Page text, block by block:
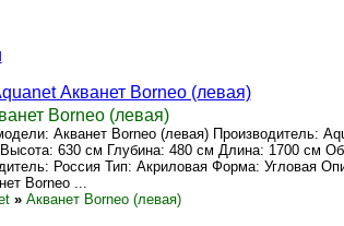
Акванет Borneo (левая)
Borneo (левая)
Акванет Borneo (левая) Производитель:
630 см Глубина: 480 см Длина: 1700 см
Россия Тип: Акриловая Форма: Угловая
Borneo ...
» Акванет Borneo (левая)